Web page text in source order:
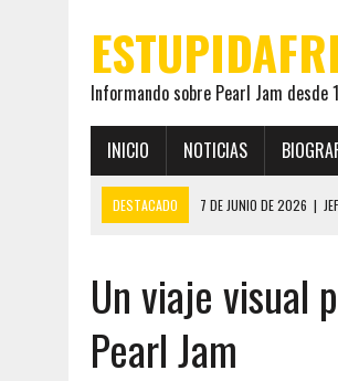
Informando sobre Pearl Jam desde
INICIO NOTICIAS
DESTACADO 7 DE JUNIO DE 2026 |
19 DE MAYO DE 2026
EL ENCUENTRO
12 DE MAYO DE 2026
| PEARL JAM
28 DE JULIO DE 2026 |
Un viaje visual
Pearl Jam